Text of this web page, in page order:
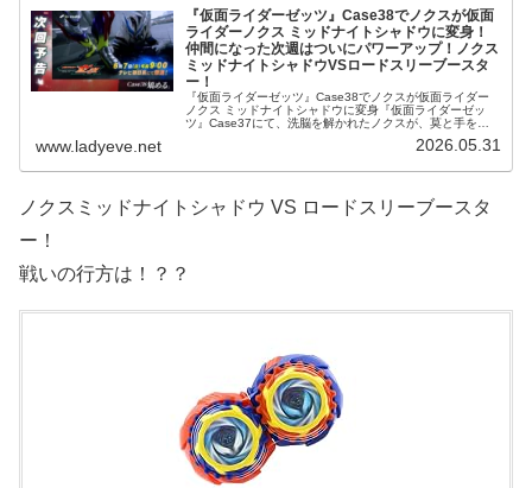
『仮面ライダーゼッツ』Case38でノクスが仮面
ライダーノクス ミッドナイトシャドウに変身！
仲間になった次週はついにパワーアップ！ノクス
ミッドナイトシャドウVSロードスリーブースタ
ー！
『仮面ライダーゼッツ』Case38でノクスが仮面ライダー
ノクス ミッドナイトシャドウに変身『仮面ライダーゼッ
ツ』Case37にて、洗脳を解かれたノクスが、莫と手を取
www.ladyeve.net 2026.05.31
ノクスミッドナイトシャドウ VS ロードスリーブースタ
ー！
戦いの行方は！？？